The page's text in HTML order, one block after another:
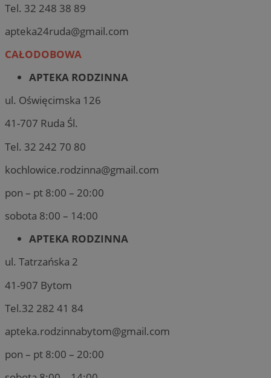
Tel. 32 248 38 89
apteka24ruda@gmail.com
CAŁODOBOWA
APTEKA RODZINNA
ul. Oświęcimska 126
41-707 Ruda Śl.
Tel. 32 242 70 80
kochlowice.rodzinna@gmail.com
pon – pt 8:00 – 20:00
sobota 8:00 – 14:00
APTEKA RODZINNA
ul. Tatrzańska 2
41-907 Bytom
Tel.32 282 41 84
apteka.rodzinnabytom@gmail.com
pon – pt 8:00 – 20:00